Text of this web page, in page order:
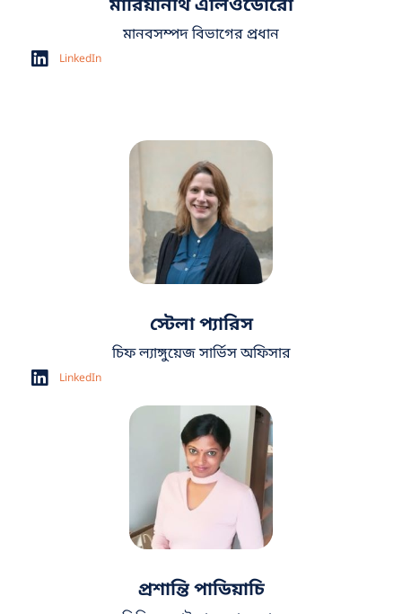
মারিয়ানথি এলিওডোরো
মানবসম্পদ বিভাগের প্রধান
LinkedIn
স্টেলা প্যারিস
চিফ ল্যাঙ্গুয়েজসার্ভিসঅফিসার
LinkedIn
প্রশান্তি পাডিয়াচি